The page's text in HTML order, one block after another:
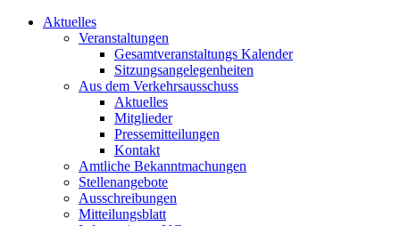
Aktuelles
Veranstaltungen
Gesamtveranstaltungs Kalender
Sitzungsangelegenheiten
Aus dem Verkehrsausschuss
Aktuelles
Mitglieder
Pressemitteilungen
Kontakt
Amtliche Bekanntmachungen
Stellenangebote
Ausschreibungen
Mitteilungsblatt